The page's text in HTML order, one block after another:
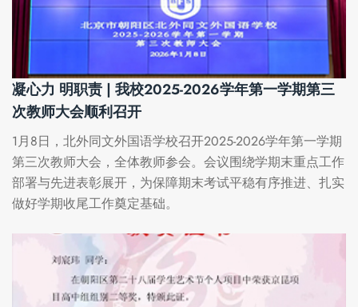
凝心力 明职责 | 我校2025-2026学年第一学期第三
次教师大会顺利召开
1月8日，北外同文外国语学校召开2025-2026学年第一学期
第三次教师大会，全体教师参会。会议围绕学期末重点工作
部署与先进表彰展开，为保障期末考试平稳有序推进、扎实
做好学期收尾工作奠定基础。